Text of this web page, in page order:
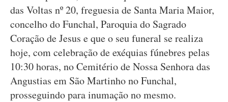
das Voltas nº 20, freguesia de Santa Maria Maior,
concelho do Funchal, Paroquia do Sagrado
Coração de Jesus e que o seu funeral se realiza
hoje, com celebração de exéquias fúnebres pelas
10:30 horas, no Cemitério de Nossa Senhora das
Angustias em São Martinho no Funchal,
prosseguindo para inumação no mesmo.